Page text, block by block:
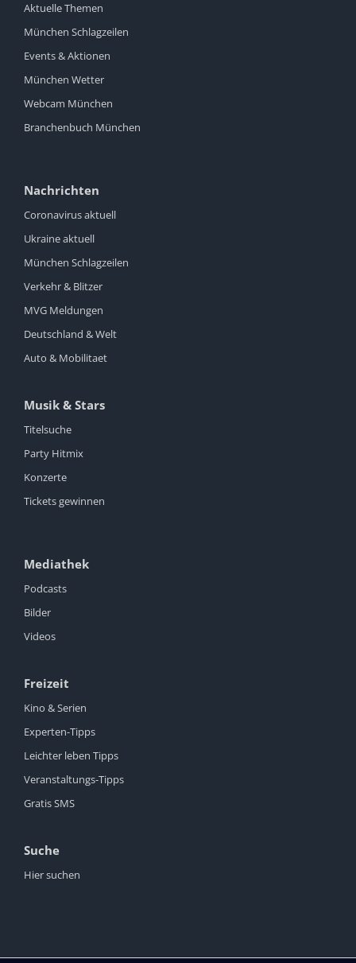
Aktuelle Themen
München Schlagzeilen
Events & Aktionen
München Wetter
Webcam München
Branchenbuch München
Nachrichten
Coronavirus aktuell
Ukraine aktuell
München Schlagzeilen
Verkehr & Blitzer
MVG Meldungen
Deutschland & Welt
Auto & Mobilitaet
Musik & Stars
Titelsuche
Party Hitmix
Konzerte
Tickets gewinnen
Mediathek
Podcasts
Bilder
Videos
Freizeit
Kino & Serien
Experten-Tipps
Leichter leben Tipps
Veranstaltungs-Tipps
Gratis SMS
Suche
Hier suchen